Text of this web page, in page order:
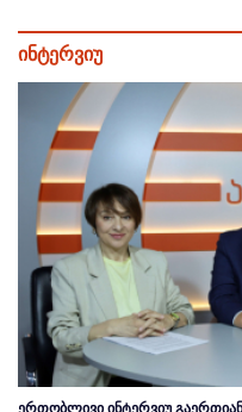
ინტერვიუ
ერთობლივი ინტერვიუ